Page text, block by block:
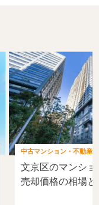
中古マンション・不動産
文京区のマンシ
売却価格の相場